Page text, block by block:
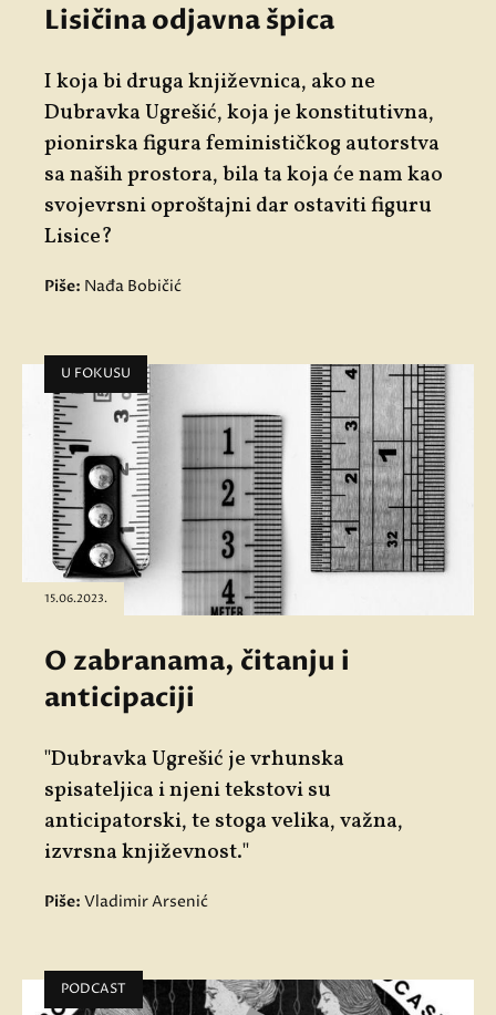
Lisičina odjavna špica
I koja bi druga književnica, ako ne
Dubravka Ugrešić, koja je konstitutivna,
pionirska figura feminističkog autorstva
sa naših prostora, bila ta koja će nam kao
svojevrsni oproštajni dar ostaviti figuru
Lisice?
Piše: Nađa Bobičić
U FOKUSU
15.06.2023.
O zabranama, čitanju i
anticipaciji
"Dubravka Ugrešić je vrhunska
spisateljica i njeni tekstovi su
anticipatorski, te stoga velika, važna,
izvrsna književnost."
Piše: Vladimir Arsenić
PODCAST